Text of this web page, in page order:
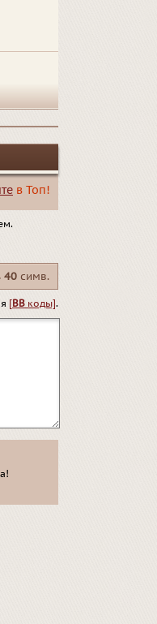
в Топ!
40 симв.
[BB коды].